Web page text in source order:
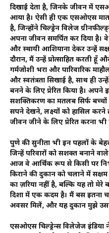
दिखाई देता है, जिनके जीवन में
आया है। ऐसी ही एक एसओएस
है, जिन्होंने चिल्ड्रेन विलेज
अपना जीवन समर्पित कर दिया है।
और स्थायी आशियाना देकर उन्हें
दौरान, मैं उन्हें प्रोत्साहित करती
गर्मजोशी भरा और पारिवारिक
और स्वतंत्रता सिखाई है, साथ ही
बनने के लिए प्रेरित किया है। अपने
सशक्तिकरण का मतलब सिर्फ
सपने देखने, लक्ष्यों को हासिल करने
जीवन जीने के लिए प्रेरित करना भी
पुणे की सुनीता भी इन पहलों के
जिन्हें परिवारों को सशक्त बनाने
आज वे आर्थिक रूप से किसी पर
किराने की दुकान को चलाने में
का ज़रिया नहीं है, बल्कि यह तो मेरे
दिशा में एक कदम है। मैं बस इतना
अवसर मिलें, और यह दुकान मुझे उस
एसओएस चिल्ड्रेन्स विलेजेज